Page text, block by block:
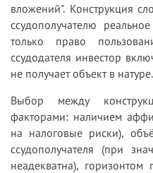
вложений". Конструкция
ссудополучателю
только право
ссудодателя инвестор
не получает объект в натуре.
Выбор между
факторами: наличием
на налоговые риски),
ссудополучателя (при
неадекватна), горизонтом